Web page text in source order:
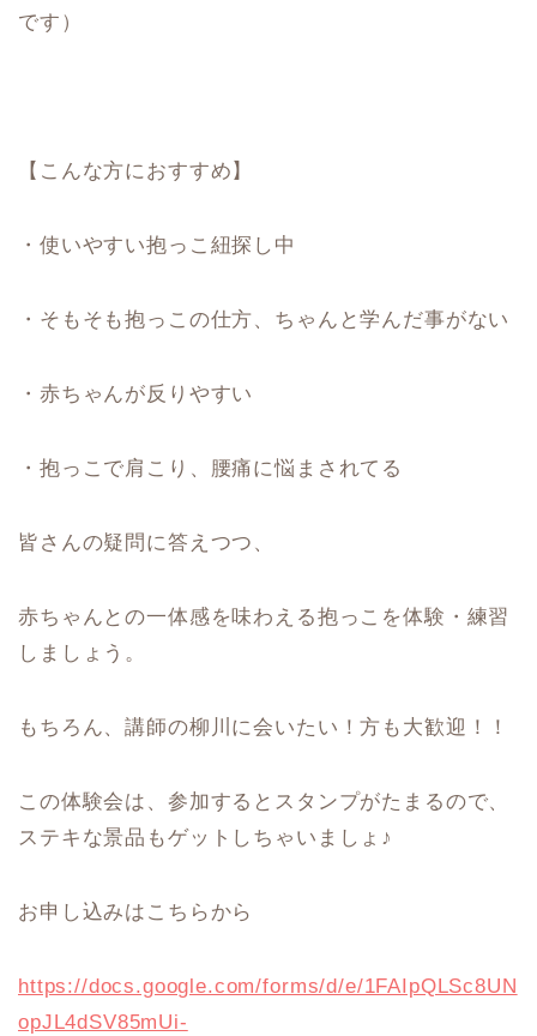
です）
【こんな方におすすめ】
・使いやすい抱っこ紐探し中
・そもそも抱っこの仕方、ちゃんと学んだ事がない
・赤ちゃんが反りやすい
・抱っこで肩こり、腰痛に悩まされてる
皆さんの疑問に答えつつ、
赤ちゃんとの一体感を味わえる抱っこを体験・練習
しましょう。
もちろん、講師の柳川に会いたい！方も大歓迎！！
この体験会は、参加するとスタンプがたまるので、
ステキな景品もゲットしちゃいましょ♪
お申し込みはこちらから
https://docs.google.com/forms/d/e/1FAIpQLSc8UN
opJL4dSV85mUi-